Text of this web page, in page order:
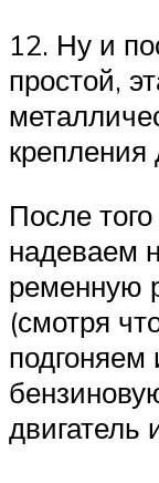
12. Ну и
простой,
крепления
После
надеваем
ременную
(смотря
двигатель